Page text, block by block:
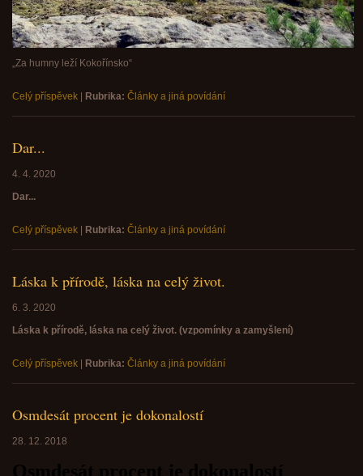
„Za humny leží Kokořínsko“
Celý příspěvek Rubrika: Články a jiná povídání
Dar...
4. 4. 2020
Dar...
Celý příspěvek Rubrika: Články a jiná povídání
Láska k přírodě, láska na celý život.
6. 3. 2020
Láska k přírodě, láska na celý život. (vzpomínky a zamyšlení)
Celý příspěvek Rubrika: Články a jiná povídání
Osmdesát procent je dokonalostí
28. 12. 2018